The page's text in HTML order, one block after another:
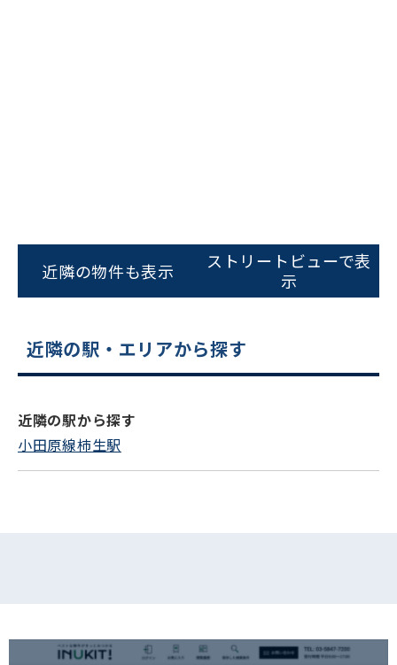
スムーズにご案内できます
0120-620-213
近隣の物件も表示
ストリートビューで表
示
近隣の駅・エリアから探す
近隣の駅から探す
小田原線柿生駅